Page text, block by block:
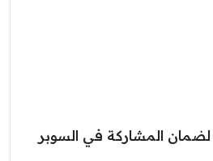
لضمان المشاركة في السوبر